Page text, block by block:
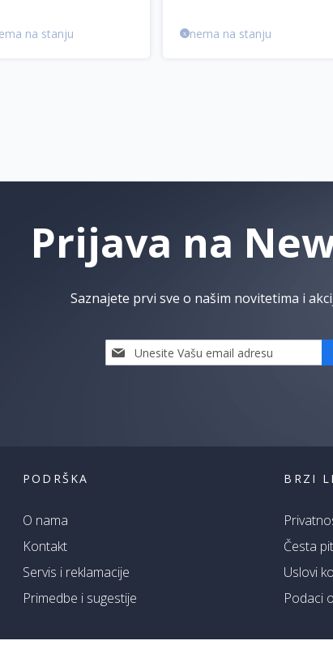
na stanju nema na stanju
Prijava na
Saznajete prvi sve o našim novitetima i
Prijavi
se
PODRŠKA
O nama
Kontakt
Servis i reklamacije
Primedbe i sugestije
BRZI
Česta
Uslovi
Podaci